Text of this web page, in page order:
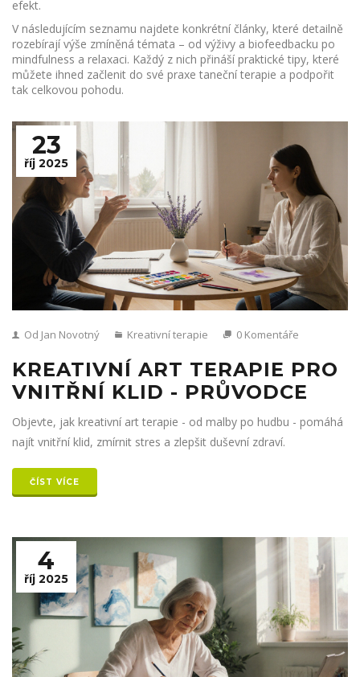
efekt.
V následujícím seznamu najdete konkrétní články, které detailně
rozebírají výše zmíněná témata – od výživy a biofeedbacku po
mindfulness a relaxaci. Každý z nich přináší praktické tipy, které
můžete ihned začlenit do své praxe taneční terapie a podpořit
tak celkovou pohodu.
23
říj 2025
Od Jan Novotný Kreativní terapie 0 Komentáře
KREATIVNÍ ART TERAPIE PRO
VNITŘNÍ KLID - PRŮVODCE
Objevte, jak kreativní art terapie - od malby po hudbu - pomáhá
najít vnitřní klid, zmírnit stres a zlepšit duševní zdraví.
ČÍST VÍCE
4
říj 2025